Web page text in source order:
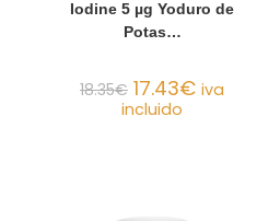
Iodine 5 µg Yoduro de
Potas…
18.35€ 17.43€ iva
incluido